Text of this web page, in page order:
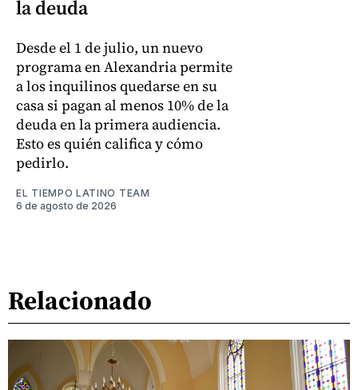
la deuda
Desde el 1 de julio, un nuevo
programa en Alexandria permite
a los inquilinos quedarse en su
casa si pagan al menos 10% de la
deuda en la primera audiencia.
Esto es quién califica y cómo
pedirlo.
EL TIEMPO LATINO TEAM
6 de agosto de 2026
Relacionado